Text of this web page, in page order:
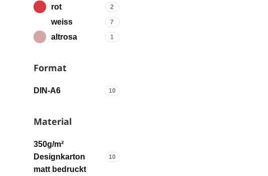
rot 2
weiss 7
altrosa 1
Format
DIN-A6 10
Material
350g/m²
Designkarton
matt bedruckt
10